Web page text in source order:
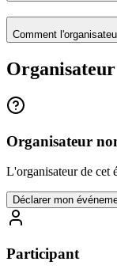
Comment
Organisateur
Organisateur
L'organisateur de cet
Déclarer mon
Participant